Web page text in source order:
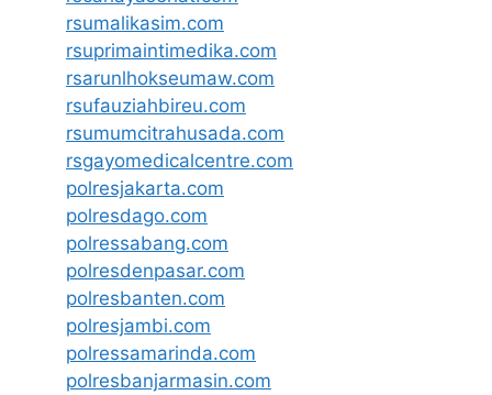
rsumalikasim.com
rsuprimaintimedika.com
rsarunlhokseumaw.com
rsufauziahbireu.com
rsumumcitrahusada.com
rsgayomedicalcentre.com
polresjakarta.com
polresdago.com
polressabang.com
polresdenpasar.com
polresbanten.com
polresjambi.com
polressamarinda.com
polresbanjarmasin.com